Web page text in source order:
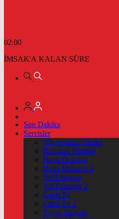
02:00
İMSAK'A KALAN SÜRE
Son Dakika
Servisler
Vizyondaki Filmler
Haftanin Filmleri
Hava Durumu
Hava Durumu 2
Yol Durumu
Yol Durumu 2
Canlı Tv
Canlı Tv 2
Yayın Akışları